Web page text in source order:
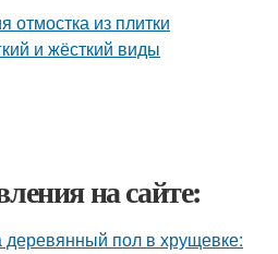
на сайте:
деревянный пол в хрущевке: